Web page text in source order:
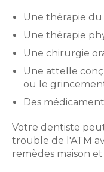
Une thérapie
Une thérapie
Une chirurgie
Une attelle
ou le
Des
Votre dentiste
trouble de l'ATM
remèdes maison